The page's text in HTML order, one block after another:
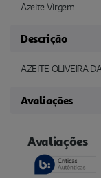
Azeite Virgem
Descrição
AZEITE OLIVEIRA
Avaliações